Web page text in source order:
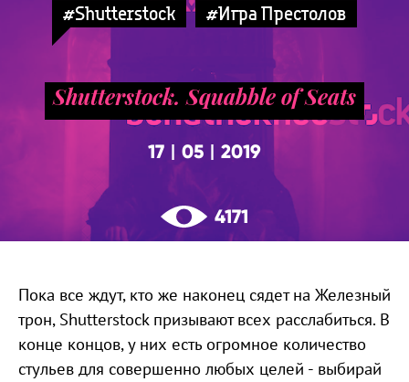
#Shutterstock #Игра Престолов
Shutterstock. Squabble of Seats
17 05 2019
4171
Пока все ждут, кто же наконец сядет на Железный
трон, Shutterstock призывают всех расслабиться. В
конце концов, у них есть огромное количество
стульев для совершенно любых целей - выбирай